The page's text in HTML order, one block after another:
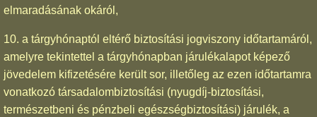
elmaradásának okáról,
10. a tárgyhónaptól eltérő biztosítási jogviszony időtartamáról,
amelyre tekintettel a tárgyhónapban járulékalapot képező
jövedelem kifizetésére került sor, illetőleg az ezen időtartamra
vonatkozó társadalombiztosítási (nyugdíj-biztosítási,
természetbeni és pénzbeli egészségbiztosítási) járulék, a